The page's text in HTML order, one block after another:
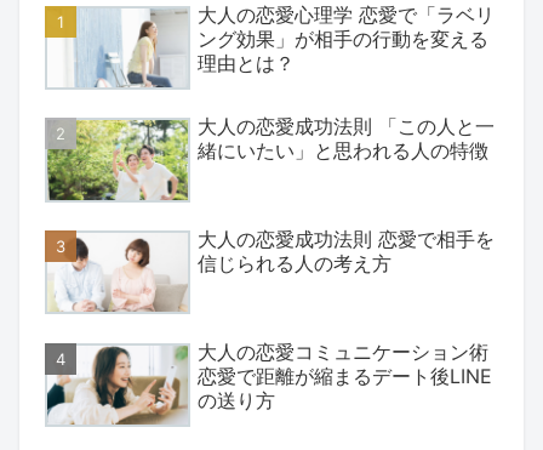
大人の恋愛心理学 恋愛で「ラベリ
ング効果」が相手の行動を変える
理由とは？
大人の恋愛成功法則 「この人と一
緒にいたい」と思われる人の特徴
大人の恋愛成功法則 恋愛で相手を
信じられる人の考え方
大人の恋愛コミュニケーション術
恋愛で距離が縮まるデート後LINE
の送り方